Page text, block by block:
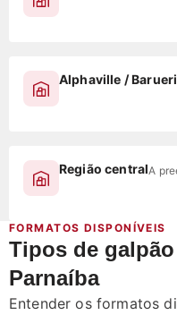
Alphaville /
Região centralA
FORMATOS DISPONÍVEIS
Tipos de
Parnaíba
Entender os formatos